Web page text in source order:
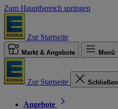
Zum Hauptbereich springen
Zur Startseite
Markt & Angebote Menü
Zur Startseite Schließen
Angebote